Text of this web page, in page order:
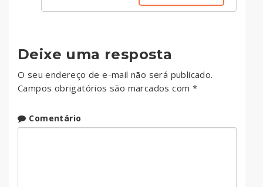
Deixe uma resposta
O seu endereço de e-mail não será publicado.
Campos obrigatórios são marcados com *
Comentário